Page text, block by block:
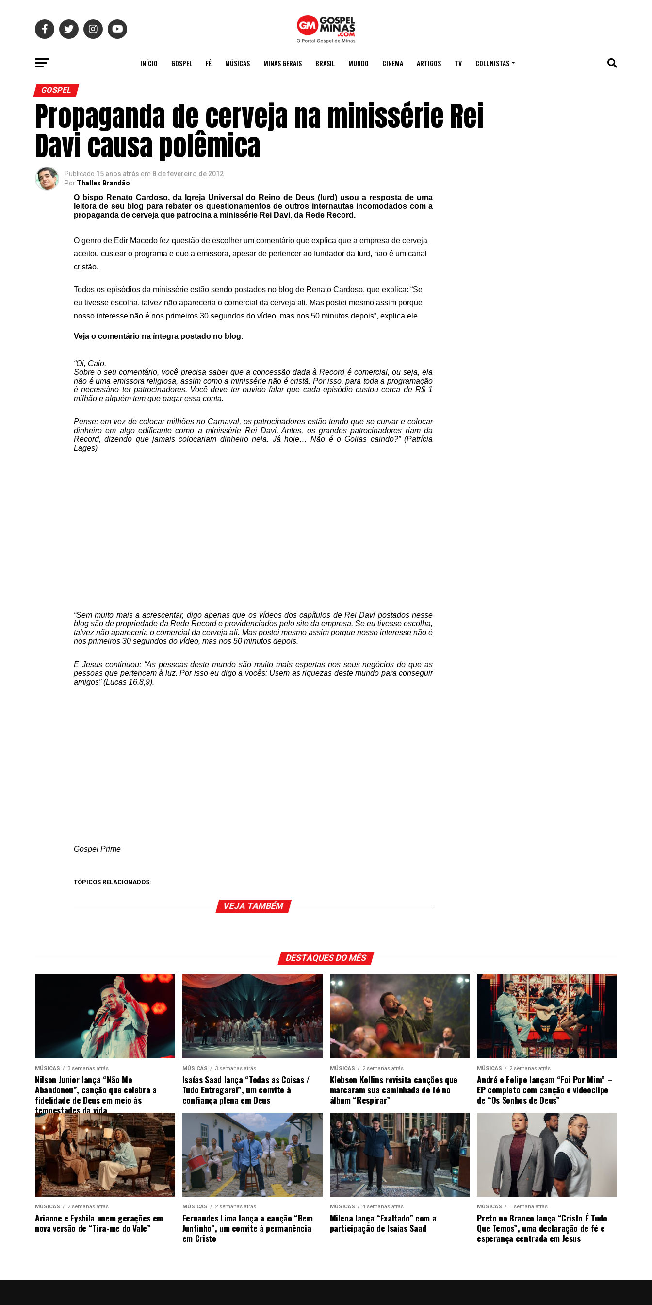
INÍCIO GOSPEL FÉ MÚSICAS MINAS GERAIS BRASIL MUNDO CINEMA ARTIGOS TV COLUNISTAS
GOSPEL
Propaganda de cerveja na minissérie Rei
Davi causa polêmica
Publicado 15 anos atrás em 8 de fevereiro de 2012
Por Thalles Brandão
O bispo Renato Cardoso, da Igreja Universal do Reino de Deus (Iurd) usou a resposta de uma
leitora de seu blog para rebater os questionamentos de outros internautas incomodados com a
propaganda de cerveja que patrocina a minissérie Rei Davi, da Rede Record.
O genro de Edir Macedo fez questão de escolher um comentário que explica que a empresa de cerveja
aceitou custear o programa e que a emissora, apesar de pertencer ao fundador da Iurd, não é um canal
cristão.
Todos os episódios da minissérie estão sendo postados no blog de Renato Cardoso, que explica: “Se
eu tivesse escolha, talvez não apareceria o comercial da cerveja ali. Mas postei mesmo assim porque
nosso interesse não é nos primeiros 30 segundos do vídeo, mas nos 50 minutos depois”, explica ele.
Veja o comentário na íntegra postado no blog:
“Oi, Caio.
Sobre o seu comentário, você precisa saber que a concessão dada à Record é comercial, ou seja, ela
não é uma emissora religiosa, assim como a minissérie não é cristã. Por isso, para toda a programação
é necessário ter patrocinadores. Você deve ter ouvido falar que cada episódio custou cerca de R$ 1
milhão e alguém tem que pagar essa conta.
Pense: em vez de colocar milhões no Carnaval, os patrocinadores estão tendo que se curvar e colocar
dinheiro em algo edificante como a minissérie Rei Davi. Antes, os grandes patrocinadores riam da
Record, dizendo que jamais colocariam dinheiro nela. Já hoje… Não é o Golias caindo?” (Patrícia
Lages)
“Sem muito mais a acrescentar, digo apenas que os vídeos dos capítulos de Rei Davi postados nesse
blog são de propriedade da Rede Record e providenciados pelo site da empresa. Se eu tivesse escolha,
talvez não apareceria o comercial da cerveja ali. Mas postei mesmo assim porque nosso interesse não é
nos primeiros 30 segundos do vídeo, mas nos 50 minutos depois.
E Jesus continuou: “As pessoas deste mundo são muito mais espertas nos seus negócios do que as
pessoas que pertencem à luz. Por isso eu digo a vocês: Usem as riquezas deste mundo para conseguir
amigos” (Lucas 16.8,9).
Gospel Prime
TÓPICOS RELACIONADOS:
VEJA TAMBÉM
DESTAQUES DO MÊS
MÚSICAS 3 semanas atrás
Nilson Junior lança “Não Me
Abandonou”, canção que celebra a
fidelidade de Deus em meio às
tempestades da vida
MÚSICAS 3 semanas atrás
Isaías Saad lança “Todas as Coisas /
Tudo Entregarei”, um convite à
confiança plena em Deus
MÚSICAS 2 semanas atrás
Klebson Kollins revisita canções que
marcaram sua caminhada de fé no
álbum “Respirar”
MÚSICAS 2 semanas atrás
André e Felipe lançam “Foi Por Mim” –
EP completo com canção e videoclipe
de “Os Sonhos de Deus”
MÚSICAS 2 semanas atrás
Arianne e Eyshila unem gerações em
nova versão de “Tira-me do Vale”
MÚSICAS 2 semanas atrás
Fernandes Lima lança a canção “Bem
Juntinho”, um convite à permanência
em Cristo
MÚSICAS 4 semanas atrás
Milena lança “Exaltado” com a
participação de Isaias Saad
MÚSICAS 1 semana atrás
Preto no Branco lança “Cristo É Tudo
Que Temos”, uma declaração de fé e
esperança centrada em Jesus